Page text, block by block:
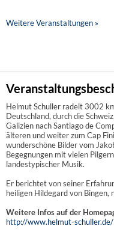
Weitere Veranstaltungen »
Helmut Schuller radelt 3002
Deutschland, durch die
Galizien nach Santiago de
älteren und weiter zum Cap
wunderschöne Bilder vom
Begegnungen mit vielen
landestypischer Musik.
Er berichtet von seiner
heiligen Hildegard von Bingen,
Weitere Infos auf der
http://www.helmut-schuller.de/